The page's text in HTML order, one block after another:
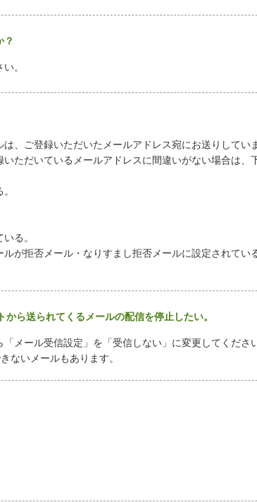
？
。
、ご登録いただいたメールアドレス宛にお送りしてい
ただいているメールアドレスに間違いがない場合は、
る。
が拒否メール・なりすまし拒否メールに設定されて
ら送られてくるメールの配信を停止したい。
メール受信設定」を「受信しない」に変更してくださ
ないメールもあります。